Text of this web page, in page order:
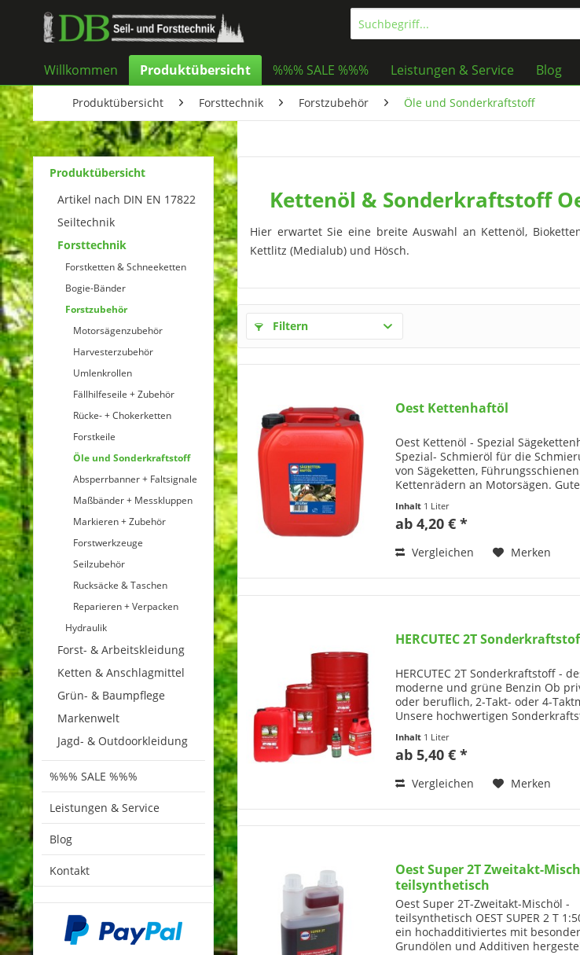
Willkommen Produktübersicht %%% SALE %%% Leistungen & Service Blog
Produktübersicht Forsttechnik Forstzubehör Öle und Sonderkraftstoff
Produktübersicht
Artikel nach DIN EN 17822
Seiltechnik
Forsttechnik
Forstketten & Schneeketten
Bogie-Bänder
Forstzubehör
Motorsägenzubehör
Harvesterzubehör
Umlenkrollen
Fällhilfeseile + Zubehör
Rücke- + Chokerketten
Forstkeile
Öle und Sonderkraftstoff
Absperrbanner + Faltsignale
Maßbänder + Messkluppen
Markieren + Zubehör
Forstwerkzeuge
Seilzubehör
Rucksäcke & Taschen
Reparieren + Verpacken
Hydraulik
Forst- & Arbeitskleidung
Ketten & Anschlagmittel
Grün- & Baumpflege
Markenwelt
Jagd- & Outdoorkleidung
%%% SALE %%%
Leistungen & Service
Blog
Kontakt
Kettenöl & Sonderkraftstoff
Hier erwartet Sie eine breite Auswahl an Kettenöl,
Kettlitz (Medialub) und Hösch.
Filtern
Oest Kettenhaftöl
Oest Kettenöl - Spezial
Spezial- Schmieröl für die
von Sägeketten,
Kettenrädern an Motorsägen. Gute
Kettenumlaufgeschwindigkeiten
Verschleiß- und...
Inhalt 1 Liter
ab 4,20 € *
Vergleichen Merken
HERCUTEC 2T
HERCUTEC 2T Sonderkraftstoff -
moderne und grüne Benzin Ob
oder beruflich, 2-Takt- oder 4-
Unsere hochwertigen
und die Umwelt. HERCUTEC®
Sonderkraftstoffe sind...
Inhalt 1 Liter
ab 5,40 € *
Vergleichen Merken
Oest Super 2T Zweitakt-
teilsynthetisch
Oest Super 2T-Zweitakt-Mischöl -
teilsynthetisch OEST SUPER 2 T
ein hochadditiviertes mit
Grundölen und Additiven